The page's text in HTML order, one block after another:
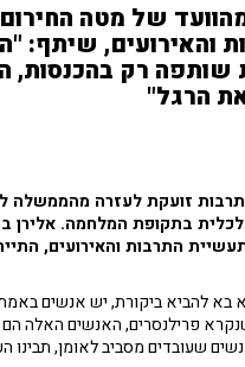
מהוועד של מטה
והאירועים, שיתף:
שותפה רק בהכנסות,
הרגל"
זועקת לעזרה מהממשלה
בתקופת המלחמה. אלירן
התרבות והאירועים,
בא להביא ביקורת, יש אנשים
פרילנסרים, האנשים האלה הם
שעובדים מסביב לאומן, תבינו